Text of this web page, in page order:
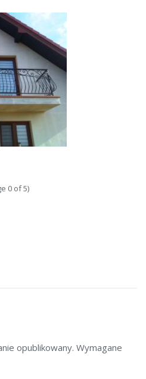
0of 5)
opublikowany. Wymagane